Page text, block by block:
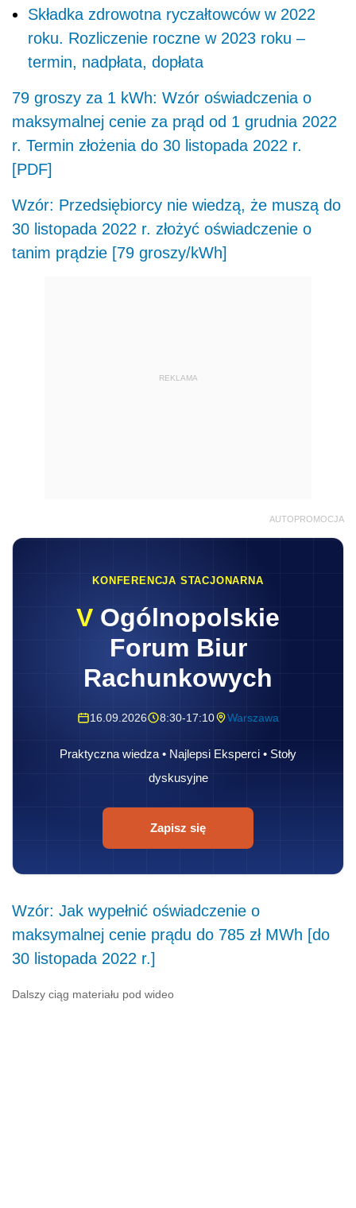
Składka zdrowotna ryczałtowców w 2022
roku. Rozliczenie roczne w 2023 roku –
termin, nadpłata, dopłata
79 groszy za 1 kWh: Wzór oświadczenia o
maksymalnej cenie za prąd od 1 grudnia 2022
r. Termin złożenia do 30 listopada 2022 r.
[PDF]
Wzór: Przedsiębiorcy nie wiedzą, że muszą do
30 listopada 2022 r. złożyć oświadczenie o
tanim prądzie [79 groszy/kWh]
REKLAMA
AUTOPROMOCJA
KONFERENCJA STACJONARNA
V Ogólnopolskie
Forum Biur
Rachunkowych
16.09.2026 8:30-17:10 Warszawa
Praktyczna wiedza • Najlepsi Eksperci • Stoły
dyskusyjne
Zapisz się
Wzór: Jak wypełnić oświadczenie o
maksymalnej cenie prądu do 785 zł MWh [do
30 listopada 2022 r.]
Dalszy ciąg materiału pod wideo